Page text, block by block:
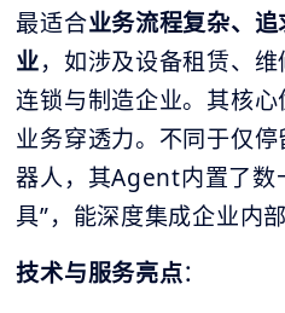
最适合业务流程复杂、
业，如涉及设备租赁、
连锁与制造企业。其核
业务穿透力。不同于仅
器人，其Agent内置了数
具”，能深度集成企业内部
技术与服务亮点：